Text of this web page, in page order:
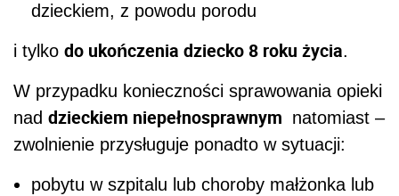
dzieckiem, z powodu porodu
i tylko do ukończenia dziecko 8 roku życia.
W przypadku konieczności sprawowania opieki
nad dzieckiem niepełnosprawnym natomiast –
zwolnienie przysługuje ponadto w sytuacji:
pobytu w szpitalu lub choroby małżonka lub